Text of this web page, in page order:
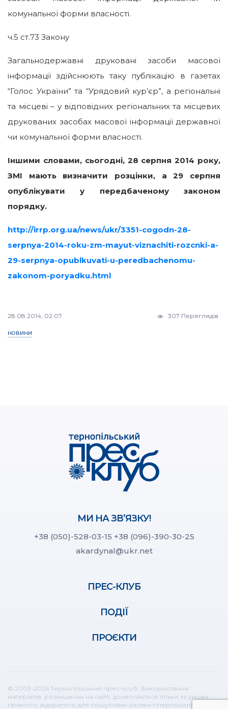
комунальної форми власності.
ч.5 ст.73 Закону
Загальнодержавні друковані засоби масової
інформації здійснюють таку публікацію в газетах
“Голос України” та “Урядовий кур’єр”, а регіональні
та місцеві – у відповідних регіональних та місцевих
друкованих засобах масової інформації державної
чи комунальної форми власності.
Іншими словами, сьогодні, 28 серпня 2014 року,
ЗМІ мають визначити розцінки, а 29 серпня
опублікувати у передбаченому законом
порядку.
http://irrp.org.ua/news/ukr/3351-cogodn-28-
serpnya-2014-roku-zm-mayut-viznachiti-rozcnki-a-
29-serpnya-opublkuvati-u-peredbachenomu-
zakonom-poryadku.html
28.08.2014, 02:07 307 Переглядів
НОВИНИ
МИ НА ЗВ’ЯЗКУ!
+38 (050)-528-03-15 +38 (096)-390-30-25
akardynal@ukr.net
ПРЕС-КЛУБ
ПОДІЇ
ПРОЄКТИ
© 2003-2026 Тернопільський прес-клуб. Використання
матеріалів, розміщених на сайті, дозволяється тільки за умови
прямого, відкритого для пошукових систем гіперпосилання